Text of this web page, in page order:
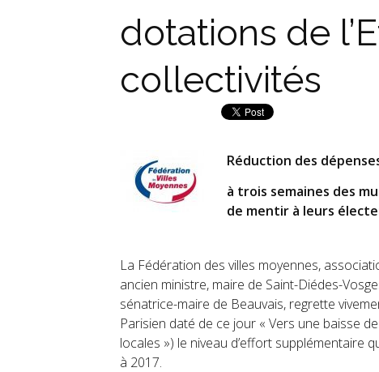
dotations de
collectivités
Réduction des
à trois semaines des
de mentir à leurs
La Fédération des villes moyennes,
ancien ministre, maire de Saint-Diédes-
sénatrice-maire de Beauvais, regrette
Parisien daté de ce jour « Vers une baisse
locales ») le niveau d’effort supplémentaire
à 2017.